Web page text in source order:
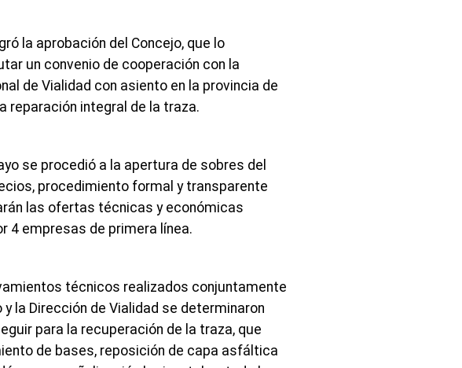
la aprobación del Concejo, que lo
un convenio de cooperación con la
de Vialidad con asiento en la provincia de
reparación integral de la traza.
se procedió a la apertura de sobres del
procedimiento formal y transparente
las ofertas técnicas y económicas
4 empresas de primera línea.
técnicos realizados conjuntamente
y la Dirección de Vialidad se determinaron
para la recuperación de la traza, que
de bases, reposición de capa asfáltica